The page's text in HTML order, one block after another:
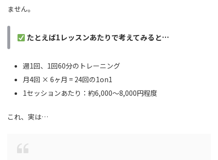
ません。
たとえば1レッスンあたりで考えてみると…
週1回、1回60分のトレーニング
月4回 × 6ヶ月 = 24回の1on1
1セッションあたり：約6,000〜8,000円程度
これ、実は…